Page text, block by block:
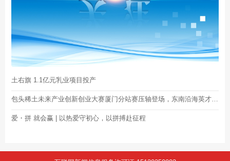
土右旗 1.1亿元乳业项目投产
包头稀土未来产业创新创业大赛厦门分站赛压轴登场，东南沿海英才速来集结！
爱・拼 就会赢 | 以热爱守初心，以拼搏赴征程